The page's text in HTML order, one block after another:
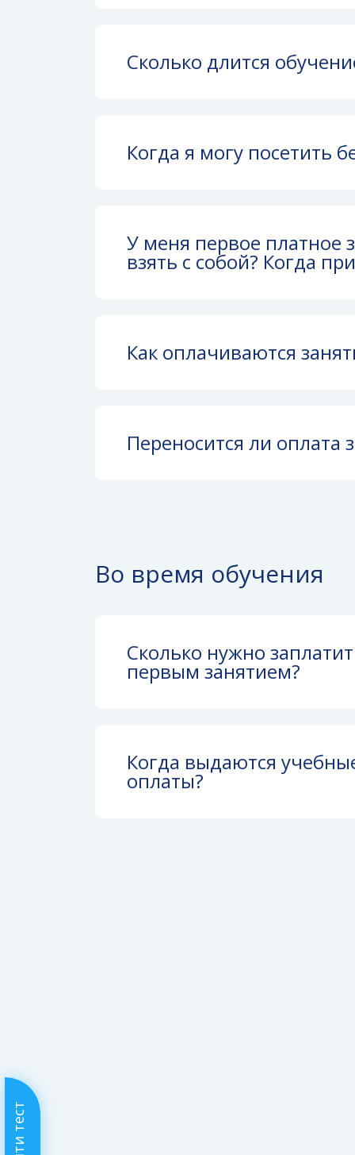
Сколько длится
Когда я могу посетить
У меня первое платное
взять с собой? Когда
Как оплачиваются
Переносится ли оплата
Во время обучения
Сколько нужно
первым занятием?
Когда выдаются
оплаты?